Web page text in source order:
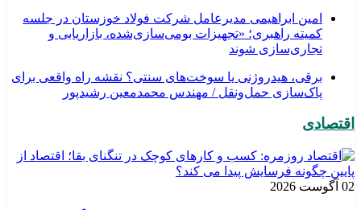
امین ابراهیمی مدیرعامل شرکت فولاد خوزستان در جلسه
کمیته راهبری؛ «تجهیزات بومی‌سازی‌شده، بازاریابی و
تجاری‌سازی شوند
برقی، هیدروژنی یا سوخت‌های سنتی؟ نقشه راه واقعی برای
پاک‌سازی حمل‌ونقل / مهندس محمدمعین رشیدپور
اقتصادی
02 آگوست 2026